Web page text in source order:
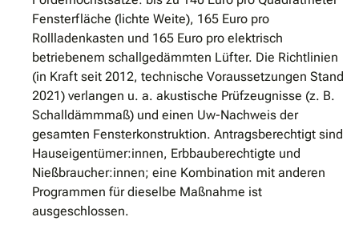
Fensterfläche (lichte Weite), 165 Euro pro
Rollladenkasten und 165 Euro pro elektrisch
betriebenem schallgedämmten Lüfter. Die Richtlinien
(in Kraft seit 2012, technische Voraussetzungen Stand
2021) verlangen u. a. akustische Prüfzeugnisse (z. B.
Schalldämmmaß) und einen Uw-Nachweis der
gesamten Fensterkonstruktion. Antragsberechtigt sind
Hauseigentümer:innen, Erbbauberechtigte und
Nießbraucher:innen; eine Kombination mit anderen
Programmen für dieselbe Maßnahme ist
ausgeschlossen.